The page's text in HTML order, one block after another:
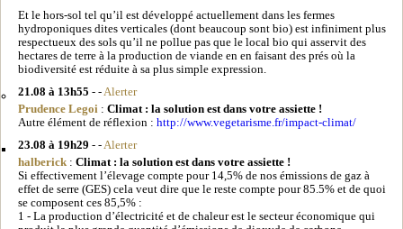
Et le hors-sol tel qu’il est développé actuellement dans les fermes
hydroponiques dites verticales (dont beaucoup sont bio) est infiniment plus
respectueux des sols qu’il ne pollue pas que le local bio qui asservit des
hectares de terre à la production de viande en en faisant des prés où la
biodiversité est réduite à sa plus simple expression.
21.08 à 13h55 - - Alerter
Prudence Legoi : Climat : la solution est dans votre assiette !
Autre élément de réflexion : http://www.vegetarisme.fr/impact-climat/
23.08 à 19h29 - - Alerter
halberick : Climat : la solution est dans votre assiette !
Si effectivement l’élevage compte pour 14,5% de nos émissions de gaz à
effet de serre (GES) cela veut dire que le reste compte pour 85.5% et de quoi
se composent ces 85,5% :
1 - La production d’électricité et de chaleur est le secteur économique qui